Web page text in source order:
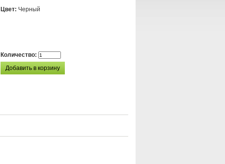
Цвет: Черный
Количество: